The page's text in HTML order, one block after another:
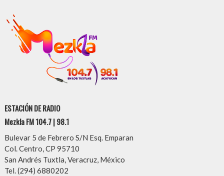
ESTACIÓN DE RADIO
Mezkla FM 104.7 | 98.1
Bulevar 5 de Febrero S/N Esq. Emparan
Col. Centro, CP 95710
San Andrés Tuxtla, Veracruz, México
Tel. (294) 6880202